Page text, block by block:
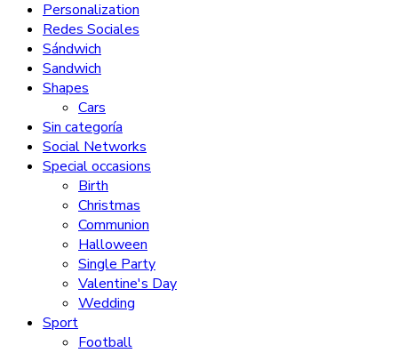
Personalization
Redes Sociales
Sándwich
Sandwich
Shapes
Cars
Sin categoría
Social Networks
Special occasions
Birth
Christmas
Communion
Halloween
Single Party
Valentine's Day
Wedding
Sport
Football